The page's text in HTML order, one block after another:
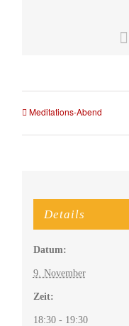
Meditations-Abend
Details
Datum:
9. November
Zeit:
18:30 - 19:30